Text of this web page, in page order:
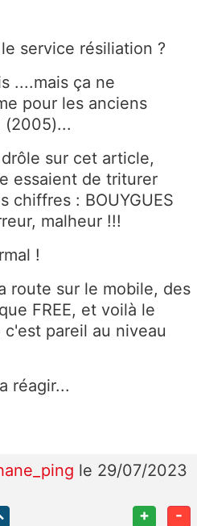
service résiliation ?
....mais ça ne
pour les anciens
(2005)...
sur cet article,
essaient de triturer
chiffres : BOUYGUES
malheur !!!
!
route sur le mobile, des
FREE, et voilà le
pareil au niveau
réagir...
le 29/07/2023
+ -